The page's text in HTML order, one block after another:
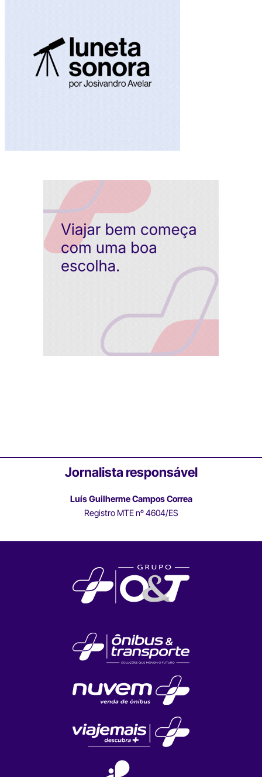
Jornalista responsável
Luís Guilherme Campos Correa
Registro MTE nº 4604/ES